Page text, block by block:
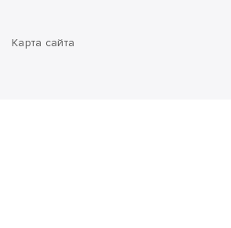
Карта сайта